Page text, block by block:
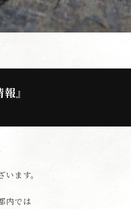
』
ます。
内では